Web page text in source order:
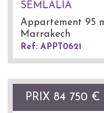
SEMLALIA
Appartement 95
Marrakech
Ref: APPT0621
PRIX 84 750 €